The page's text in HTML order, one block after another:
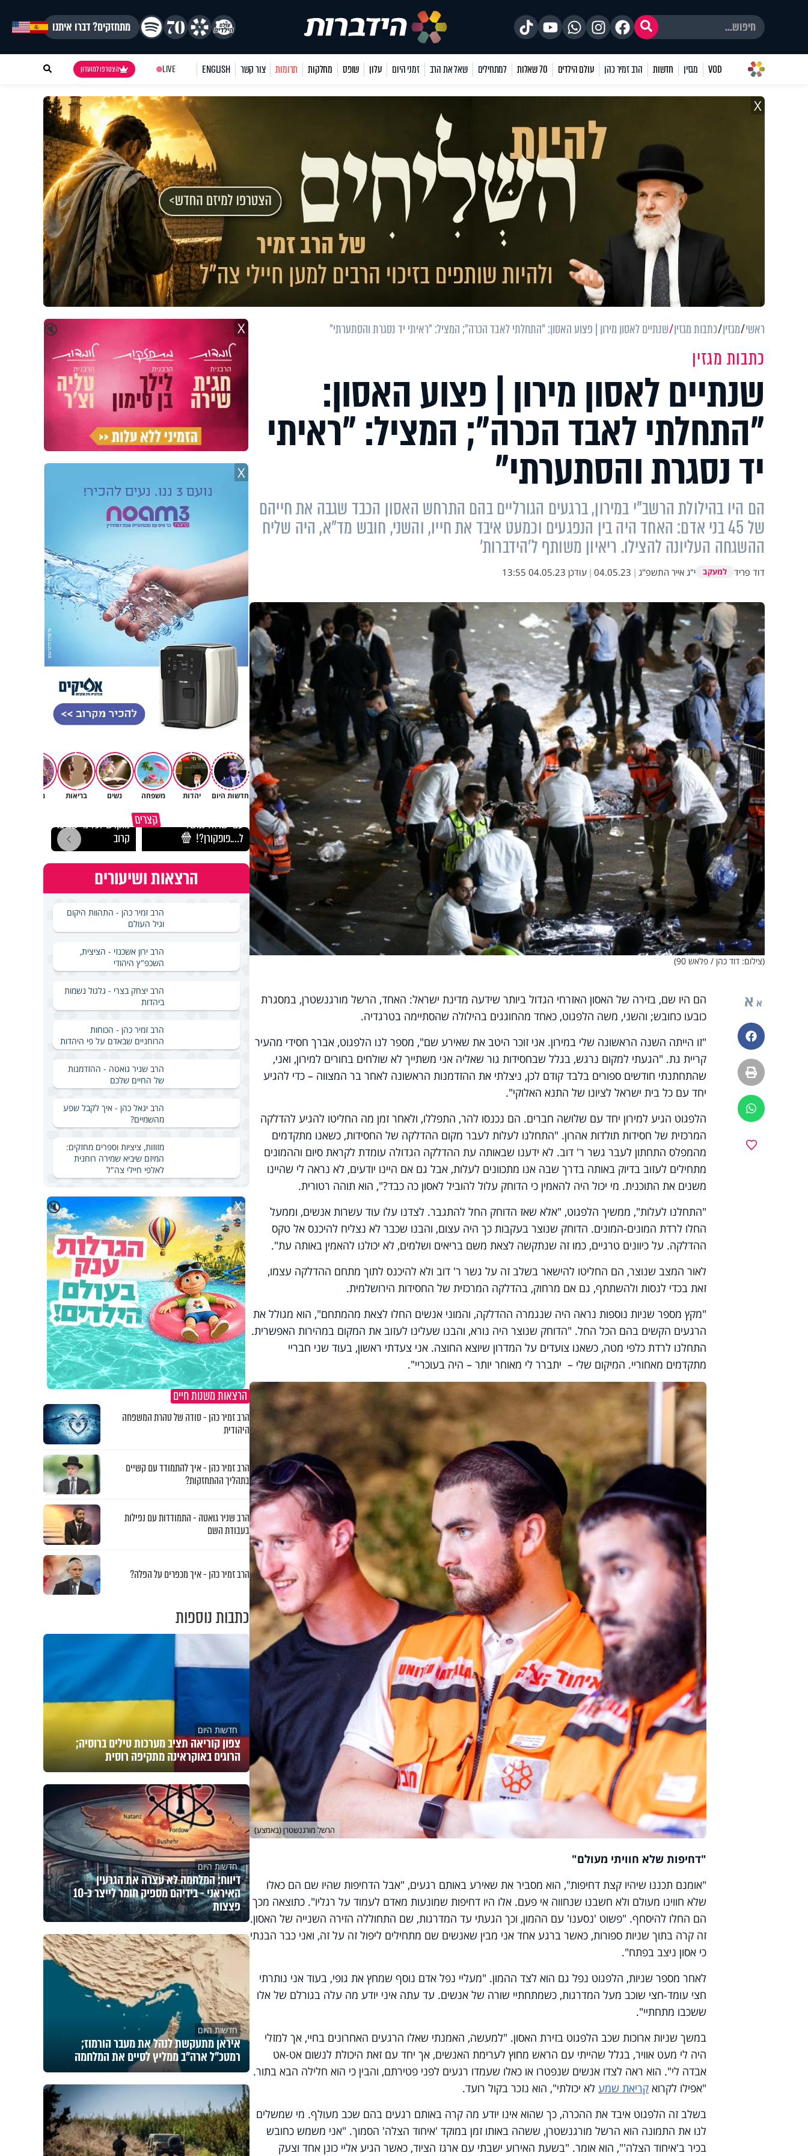
מתחזקים? דברו איתנו
VOD מגזין חדשות הרב זמיר כהן עולם הילדים 70 שאלות למתחילים שאל את הרב זמני היום עלון שופס מחלקות תרומות צור קשר ENGLISH
LIVE הצטרפו למועדון
X
ראשי מגזין כתבות מגזין שנתיים לאסון מירון | פצוע האסון: "התחלתי לאבד הכרה"; המציל: "ראיתי יד נסגרת והסתערתי"
כתבות מגזין
שנתיים לאסון מירון | פצוע האסון:
"התחלתי לאבד הכרה"; המציל: "ראיתי
יד נסגרת והסתערתי"
הם היו בהילולת הרשב"י במירון, ברגעים הגורליים בהם התרחש האסון הכבד שגבה את חייהם
של 45 בני אדם: האחד היה בין הנפגעים וכמעט איבד את חייו, והשני, חובש מד"א, היה שליח
ההשגחה העליונה להצילו. ריאיון משותף ל'הידברות'
דוד פריד למעקב י"ג אייר התשפ"ג |
04.05.23
| עודכן 04.05.23 13:55
(צילום: דוד כהן / פלאש 90)
א א
פייסבוק
הדפסה
ווטסאפ
הם היו שם, בזירה של האסון האזרחי הגדול ביותר שידעה מדינת ישראל: האחד, הרשל מורגנשטרן, במסגרת
כובעו כחובש; והשני, משה הלפגוט, כאחד מהחוגגים בהילולה שהסתיימה בטרגדיה.
"זו הייתה השנה הראשונה שלי במירון. אני זוכר היטב את שאירע שם", מספר לנו הלפגוט, אברך חסידי מהעיר
קריית גת. "הגעתי למקום נרגש, בגלל שבחסידות גור שאליה אני משתייך לא שולחים בחורים למירון, ואני,
שהתחתנתי חודשים ספורים בלבד קודם לכן, ניצלתי את ההזדמנות הראשונה לאחר בר המצווה – כדי להגיע
יחד עם כל בית ישראל לציונו של התנא האלוקי".
הלפגוט הגיע למירון יחד עם שלושה חברים. הם נכנסו להר, התפללו, ולאחר זמן מה החליטו להגיע להדלקה
המרכזית של חסידות תולדות אהרון. "התחלנו לעלות לעבר מקום ההדלקה של החסידות, כשאנו מתקדמים
מהמפלס התחתון לעבר גשר ר' דוב. לא ידענו שבאותה עת ההדלקה הגדולה עומדת לקראת סיום וההמונים
מתחילים לעזוב בדיוק באותה בדרך שבה אנו מתכוונים לעלות, אבל גם אם היינו יודעים, לא נראה לי שהיינו
משנים את התוכנית. מי יכול היה להאמין כי הדוחק עלול להוביל לאסון כה כבד?", הוא תוהה רטורית.
"התחלנו לעלות", ממשיך הלפגוט, "אלא שאז הדוחק החל להתגבר. לצדנו עלו עוד עשרות אנשים, וממעל
החלו לרדת המונים-המונים. הדוחק שנוצר בעקבות כך היה עצום, והבנו שכבר לא נצליח להיכנס אל טקס
ההדלקה. על כיוונים טרגיים, כמו זה שנתקשה לצאת משם בריאים ושלמים, לא יכולנו להאמין באותה עת".
לאור המצב שנוצר, הם החליטו להישאר בשלב זה על גשר ר' דוב ולא להיכנס לתוך מתחם ההדלקה עצמו,
זאת בכדי לנסות ולהשתתף, גם אם מרחוק, בהדלקה המרכזית של החסידות הירושלמית.
"מקץ מספר שניות נוספות נראה היה שנגמרה ההדלקה, והמוני אנשים החלו לצאת מהמתחם", הוא מגולל את
הרגעים הקשים בהם הכל החל. "הדוחק שנוצר היה נורא, והבנו שעלינו לעזוב את המקום במהירות האפשרית.
התחלנו לרדת כלפי מטה, כשאנו צועדים על המדרון שיוצא החוצה. אני צעדתי ראשון, בעוד שני חבריי
מתקדמים מאחוריי. המיקום שלי – יתברר לי מאוחר יותר – היה בעוכריי".
הרשל מורגנשטרן (באמצע)
"דחיפות שלא חוויתי מעולם"
"אומנם תכננו שיהיו קצת דחיפות", הוא מסביר את שאירע באותם רגעים, "אבל הדחיפות שהיו שם הם כאלו
שלא חווינו מעולם ולא חשבנו שנחווה אי פעם. אלו היו דחיפות שמונעות מאדם לעמוד על רגליו". כתוצאה מכך
הם החלו להיסחף. "פשוט 'נסענו' עם ההמון, וכך הגעתי עד המדרגות, שם התחוללה הזירה השנייה של האסון.
זה קרה בתוך שניות ספורות, כאשר ברגע אחד אני מבין שאנשים שם מתחילים ליפול זה על זה, ואני כבר הבנתי
כי אסון ניצב בפתח".
לאחר מספר שניות, הלפגוט נפל גם הוא לצד ההמון. "מעליי נפל אדם נוסף שמחץ את גופי, בעוד אני נותרתי
חצי עומד-חצי שוכב מעל המדרגות, כשמתחתיי שורה של אנשים. עד עתה איני יודע מה עלה בגורלם של אלו
ששכבו מתחתיי".
במשך שניות ארוכות שכב הלפגוט בזירת האסון. "למעשה, האמנתי שאלו הרגעים האחרונים בחיי, אך למזלי
היה לי מעט אוויר, בגלל שהייתי עם הראש מחוץ לערימת האנשים, אך יחד עם זאת היכולת לנשום אט-אט
אבדה לי". הוא ראה לצדו אנשים שנפטרו או כאלו שעמדו רגעים לפני פטירתם, והבין כי הוא חלילה הבא בתור.
"אפילו לקרוא קריאת שמעלא יכולתי", הוא נזכר בקול רועד.
בשלב זה הלפגוט איבד את ההכרה, כך שהוא אינו יודע מה קרה באותם רגעים בהם שכב מעולף. מי שמשלים
לנו את התמונה הוא הרשל מורגנשטרן, ששהה באותו זמן במוקד 'איחוד הצלה' הסמוך. "אני משמש כחובש
בכיר ב'איחוד הצלה'", הוא אומר. "בשעת האירוע ישבתי עם ארגז הציוד, כאשר הגיע אליי כונן אחד וצעק
🔇 X
X
חדשות היום יהדות משפחה נשים בריאות מגזין
קצרים
עם ישראל נמשל
ל….פופקורן?! 🍿
מוקדש לכל מי שאיבד איש
קרוב
הרצאות ושיעורים
הרב זמיר כהן - התהוות היקום
וגיל העולם
הרב ירון אשכנזי - הציצית,
השכפ"ץ היהודי
הרב יצחק בצרי - גלגול נשמות
ביהדות
הרב זמיר כהן - הכוחות
הרוחניים שבאדם על פי היהדות
הרב שניר גואטה - ההזדמנות
של החיים שלכם
הרב יגאל כהן - איך לקבל שפע
מהשמיים?
מזוזות, ציציות וספרים מחזקים:
המיזם שיביא שמירה רוחנית
לאלפי חיילי צה"ל
🔇 X
הרצאות משנות חיים
הרב זמיר כהן - סודה של טהרת המשפחה
היהודית
הרב זמיר כהן - איך להתמודד עם קשיים
בתהליך ההתחזקות?
הרב שניר גואטה - התמודדות עם נפילות
בעבודת השם
הרב זמיר כהן - איך מכפרים על הפלה?
כתבות נוספות
חדשות היום
צפון קוריאה תציב מערכות טילים ברוסיה;
הרוגים באוקראינה מתקיפה רוסית
חדשות היום
דיווח: המלחמה לא עצרה את הגרעין
האיראני - בידיהם מספיק חומר לייצר כ-10
פצצות
חדשות היום
איראן מתעקשת לנהל את מעבר הורמוז;
רמטכ"ל ארה"ב ממליץ לסיים את המלחמה